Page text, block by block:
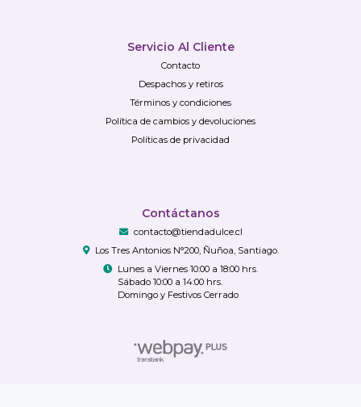
Servicio Al Cliente
Contacto
Despachos y retiros
Términos y condiciones
Política de cambios y devoluciones
Políticas de privacidad
Contáctanos
contacto@tiendadulce.cl
Los Tres Antonios N°200, Ñuñoa, Santiago.
Lunes a Viernes 10:00 a 18:00 hrs.
Sábado 10:00 a 14:00 hrs.
Domingo y Festivos Cerrado